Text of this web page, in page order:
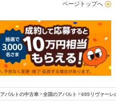
ページトップへ
アバルトの中古車 全国のアバルト 695リヴァーレ